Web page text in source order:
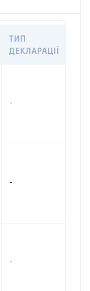
ТИП
ДЕКЛАРАЦІЇ
-
-
-